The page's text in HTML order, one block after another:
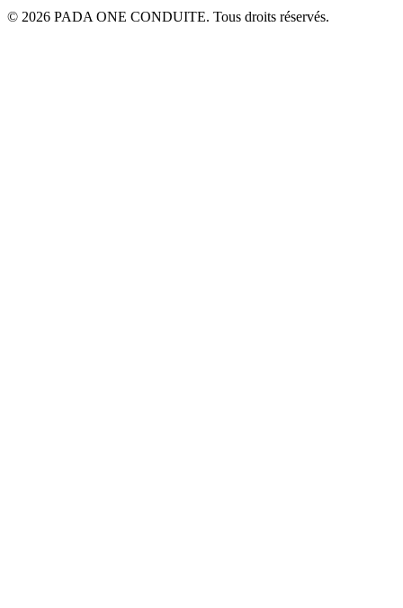
© 2026 PADA ONE CONDUITE. Tous droits réservés.